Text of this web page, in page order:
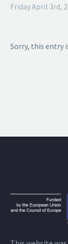
Friday April 3rd,
Sorry, this entry